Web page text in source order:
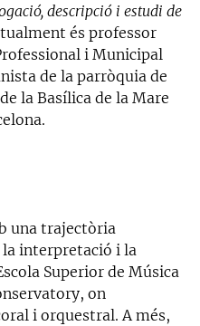
descripció i estudi de
és professor
i Municipal
de la parròquia de
la Basílica de la Mare
una trajectòria
la interpretació i la
Superior de Música
on
i orquestral. A més,